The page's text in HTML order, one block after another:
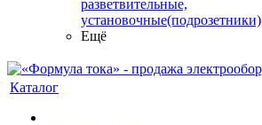
разветвительные,
установочные(подрозетники)
Ещё
Каталог